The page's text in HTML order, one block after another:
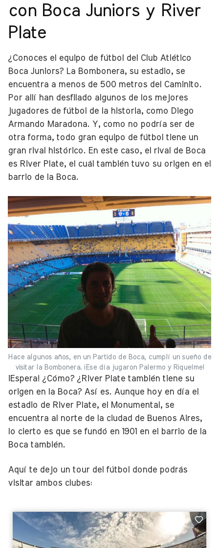
con Boca Juniors y River
Plate
¿Conoces el equipo de fútbol del Club Atlético
Boca Juniors? La Bombonera, su estadio, se
encuentra a menos de 500 metros del Caminito.
Por allí han desfilado algunos de los mejores
jugadores de fútbol de la historia, como Diego
Armando Maradona. Y, como no podría ser de
otra forma, todo gran equipo de fútbol tiene un
gran rival histórico. En este caso, el rival de Boca
es River Plate, el cuál también tuvo su origen en el
barrio de la Boca.
Hace algunos años, en un Partido de Boca, cumplí un sueño de
visitar la Bombonera. ¡Ese día jugaron Palermo y Riquelme!
¡Espera! ¿Cómo? ¿River Plate también tiene su
origen en la Boca? Así es. Aunque hoy en día el
estadio de River Plate, el Monumental, se
encuentra al norte de la ciudad de Buenos Aires,
lo cierto es que se fundó en 1901 en el barrio de la
Boca también.
Aquí te dejo un tour del fútbol donde podrás
visitar ambos clubes: